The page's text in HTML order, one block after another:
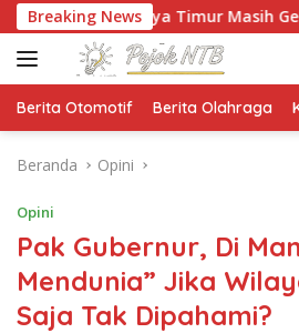
Langsung
ke
konten
Breaking News
Timur Masih Gelap Gulita
Berita Otomotif Berita Olahraga
Beranda Opini
Opini
Pak Gubernur, Di
Mendunia” Jika
Saja Tak Dipahami?